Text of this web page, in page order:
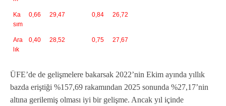
Ka
sım
0,66 29,47 0,84 26,72
Ara
lık
0,40 28,52 0,75 27,67
ÜFE’de de gelişmelere bakarsak 2022’nin Ekim ayında yıllık
bazda eriştiği %157,69 rakamından 2025 sonunda %27,17’nin
altına gerilemiş olması iyi bir gelişme. Ancak yıl içinde